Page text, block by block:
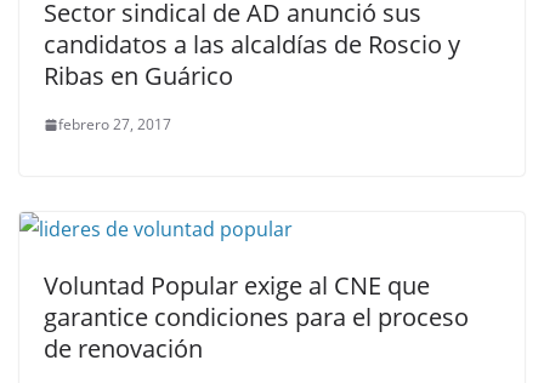
Sector sindical de AD anunció sus
candidatos a las alcaldías de Roscio y
Ribas en Guárico
febrero 27, 2017
Voluntad Popular exige al CNE que
garantice condiciones para el proceso
de renovación